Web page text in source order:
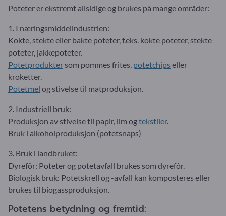
Poteter er ekstremt allsidige og brukes på mange områder:
1. I næringsmiddelindustrien:
Kokte, stekte eller bakte poteter, f.eks. kokte poteter, stekte
poteter, jakkepoteter.
Potetprodukter som pommes frites, potetchipseller
kroketter.
Potetmel og stivelse til matproduksjon.
2. Industriell bruk:
Produksjon av stivelse til papir, lim ogtekstiler.
Bruk i alkoholproduksjon (potetsnaps)
3. Bruk i landbruket:
Dyrefôr: Poteter og potetavfall brukes som dyrefôr.
Biologisk bruk: Potetskrell og -avfall kan komposteres eller
brukes til biogassproduksjon.
Potetens betydning og fremtid: